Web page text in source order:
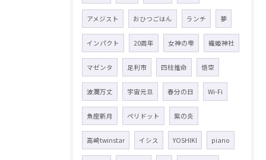
アメジスト おひつごはん ランチ 夢
インパクト 20周年 女神の雫 織姫神社
マゼンタ 足利市 四柱推命 悟空
波瀾万丈 宇宙元旦 春分の日 Wi-Fi
魚座新月 ペリドット 紫の炎
高崎twinstar イシス YOSHIKI piano